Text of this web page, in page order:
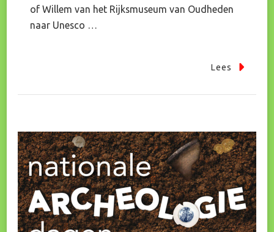
of Willem van het Rijksmuseum van Oudheden
naar Unesco …
Lees